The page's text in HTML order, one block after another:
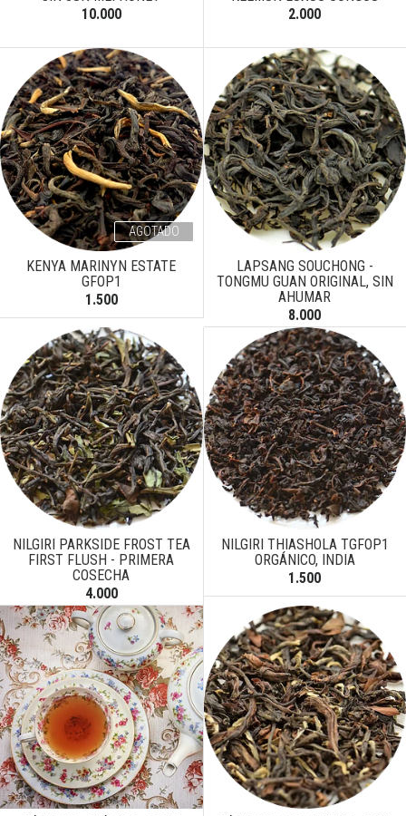
10.000
2.000
AGOTADO
KENYA MARINYN ESTATE
GFOP1
1.500
LAPSANG SOUCHONG -
TONGMU GUAN ORIGINAL, SIN
AHUMAR
8.000
NILGIRI PARKSIDE FROST TEA
FIRST FLUSH - PRIMERA
COSECHA
4.000
NILGIRI THIASHOLA TGFOP1
ORGÁNICO, INDIA
1.500